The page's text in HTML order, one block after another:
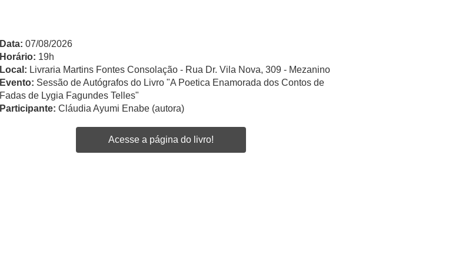
Data: 07/08/2026
Horário: 19h
Local: Livraria Martins Fontes Consolação - Rua Dr. Vila Nova, 309 - Mezanino
Evento: Sessão de Autógrafos do Livro "A Poetica Enamorada dos Contos de
Fadas de Lygia Fagundes Telles"
Participante: Cláudia Ayumi Enabe (autora)
Acesse a página do livro!